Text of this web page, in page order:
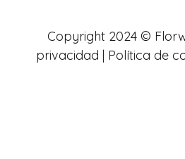
Copyright 2024 ©
privacidad | Política de